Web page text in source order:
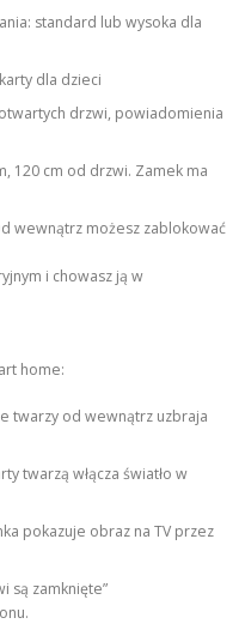
standard lub wysoka dla
dla dzieci
drzwi, powiadomienia
120 cm od drzwi. Zamek ma
wewnątrz możesz zablokować
i chowasz ją w
home:
twarzy od wewnątrz uzbraja
twarzą włącza światło w
pokazuje obraz na TV przez
są zamknięte”